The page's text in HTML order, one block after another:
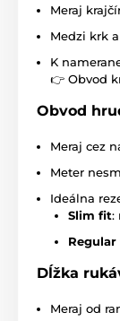
Meraj
Medzi krk
K
👉 Obvod
Obvod
Meraj cez
Meter
Ideálna
Slim fit:
Dĺžka
Meraj od